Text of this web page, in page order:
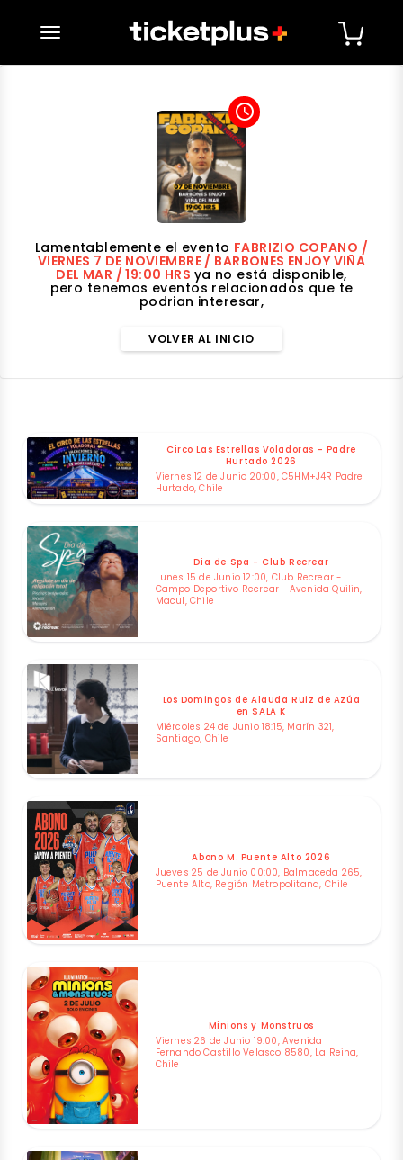
desplegar navegación
access_time
Lamentablemente el evento FABRIZIO COPANO /
VIERNES 7 DE NOVIEMBRE / BARBONES ENJOY VIÑA
DEL MAR / 19:00 HRS ya no está disponible,
pero tenemos eventos relacionados que te
podrian interesar,
VOLVER AL INICIO
Circo Las Estrellas Voladoras - Padre
Hurtado 2026
Viernes 12 de Junio 20:00, C5HM+J4R Padre
Hurtado, Chile
Dia de Spa - Club Recrear
Lunes 15 de Junio 12:00, Club Recrear -
Campo Deportivo Recrear - Avenida Quilin,
Macul, Chile
Los Domingos de Alauda Ruiz de Azúa
en SALA K
Miércoles 24 de Junio 18:15, Marín 321,
Santiago, Chile
Abono M. Puente Alto 2026
Jueves 25 de Junio 00:00, Balmaceda 265,
Puente Alto, Región Metropolitana, Chile
Minions y Monstruos
Viernes 26 de Junio 19:00, Avenida
Fernando Castillo Velasco 8580, La Reina,
Chile